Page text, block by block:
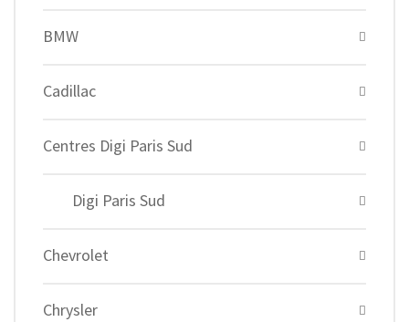
BMW
Cadillac
Centres Digi Paris Sud
Digi Paris Sud
Chevrolet
Chrysler